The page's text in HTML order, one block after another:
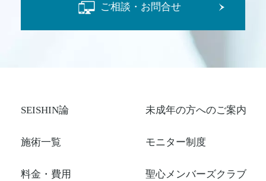
ご相談・お問合せ
SEISHIN論
施術一覧
料金・費用
未成年の方へのご案内
モニター制度
聖心メンバーズクラブ